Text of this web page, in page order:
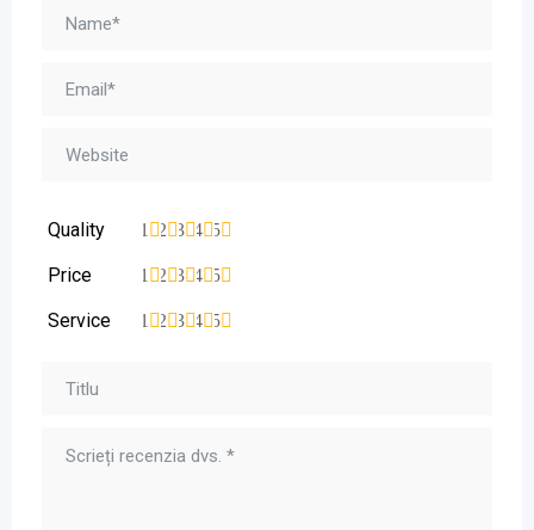
Quality 5
4
3
2
1
Price 5
4
3
2
1
Service 5
4
3
2
1